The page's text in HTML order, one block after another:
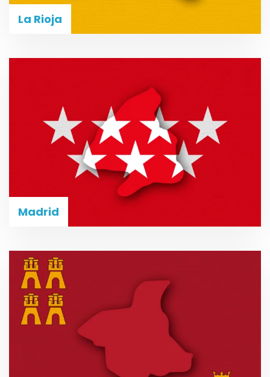
La Rioja
Madrid